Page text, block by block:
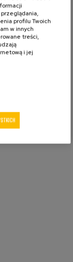
z regulacją
regulacją
(czas, tryb
przez
PLC
profilu Twoich
w innych
treści,
i jej